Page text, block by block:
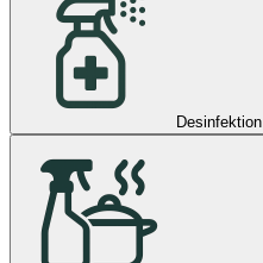
Desinfektion